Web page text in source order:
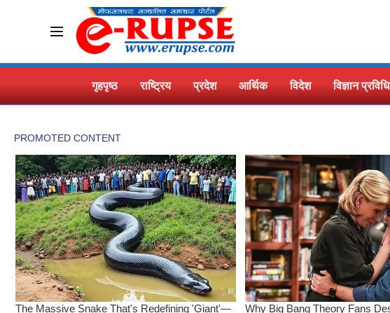
गृहपृष्ठ राष्ट्रिय प्रदेश आर्थिक विदेश विज्ञान प्रविधि